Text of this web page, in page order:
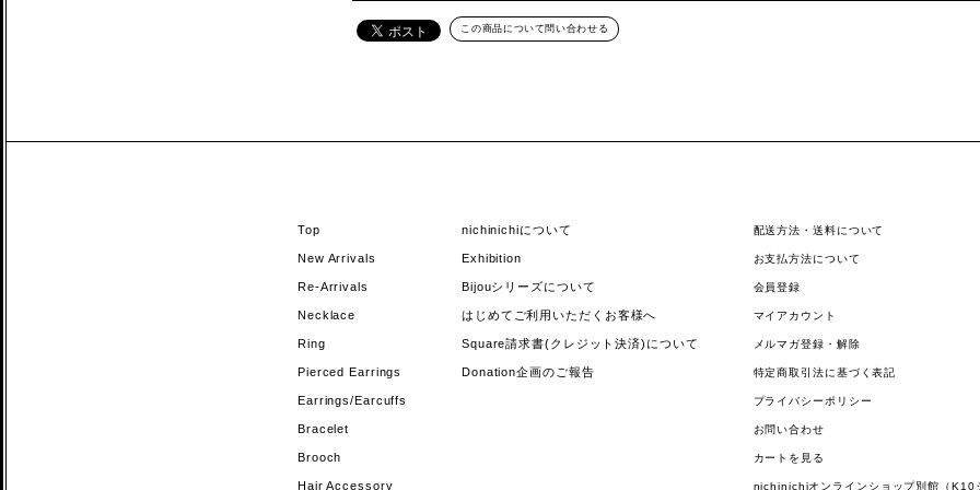
この商品について問い合わせる
Top
New Arrivals
Re-Arrivals
Necklace
Ring
Pierced Earrings
Earrings/Earcuffs
Bracelet
Brooch
Hair Accessory
nichinichiについて
Exhibition
Bijouシリーズについて
はじめてご利用いただくお客様へ
Square請求書(クレジット決済)について
Donation企画のご報告
配送方法・送料について
お支払方法について
会員登録
マイアカウント
メルマガ登録・解除
特定商取引法に基づく表記
プライバシーポリシー
お問い合わせ
カートを見る
nichinichiオンラインショップ別館（K10